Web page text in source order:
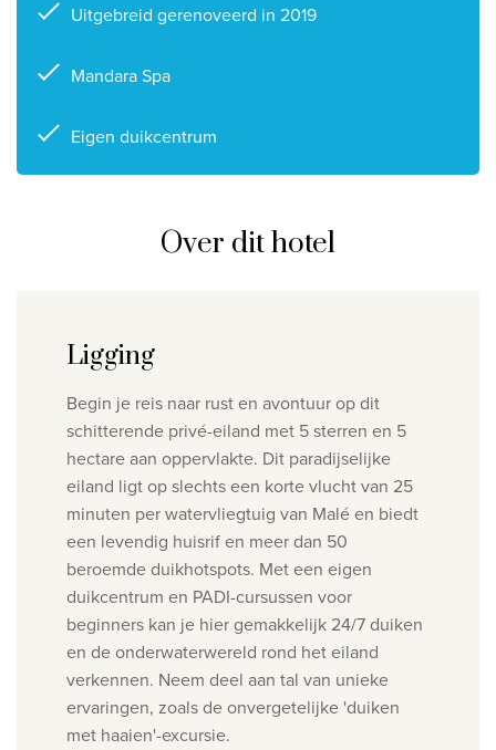
Uitgebreid gerenoveerd in 2019
Mandara Spa
Eigen duikcentrum
Over dit hotel
Ligging
Begin je reis naar rust en avontuur op dit
schitterende privé-eiland met 5 sterren en 5
hectare aan oppervlakte. Dit paradijselijke
eiland ligt op slechts een korte vlucht van 25
minuten per watervliegtuig van Malé en biedt
een levendig huisrif en meer dan 50
beroemde duikhotspots. Met een eigen
duikcentrum en PADI-cursussen voor
beginners kan je hier gemakkelijk 24/7 duiken
en de onderwaterwereld rond het eiland
verkennen. Neem deel aan tal van unieke
ervaringen, zoals de onvergetelijke 'duiken
met haaien'-excursie.